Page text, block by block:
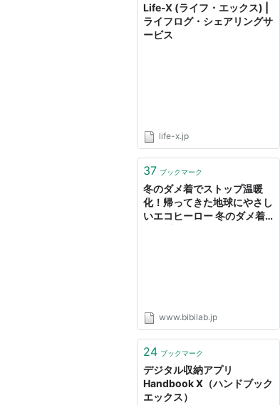
Life-X (ライフ・エックス) |
ライフログ・シェアリングサ
ービス
life-x.jp
37 ブックマーク
冬のダメ着でストップ温暖
化！帰ってきた地球にやさし
いエコヒーロー 冬のダメ着
www.bibilab.jp
24 ブックマーク
デジタル収納アプリ
Handbook X（ハンドブック
エックス）